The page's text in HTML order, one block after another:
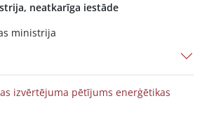
neatkarīga iestāde
ministrija
izvērtējuma pētījums enerģētikas